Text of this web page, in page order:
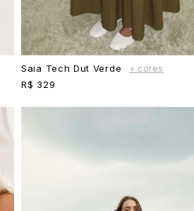
Saia Tech Dut Verde + cores
R$ 329